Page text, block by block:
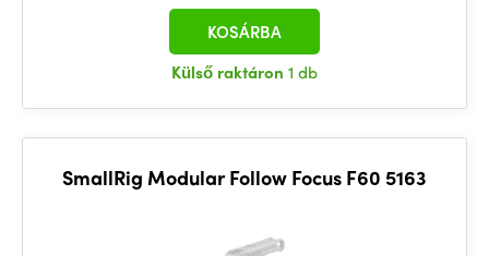
Külső raktáron 1 db
KOSÁRBA
SmallRig Modular Follow Focus F60 5163